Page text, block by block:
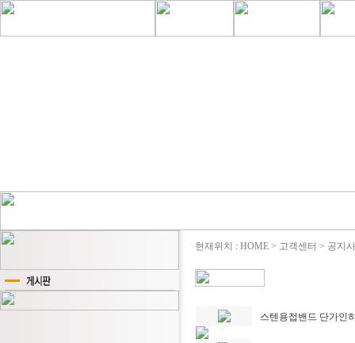
현재위치 : HOME > 고객센터 > 공지
스텐용접밴드 단가인